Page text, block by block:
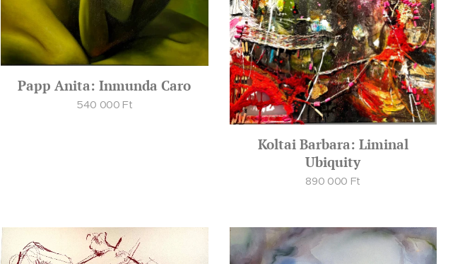
Papp Anita: Inmunda Caro
540 000 Ft
Koltai Barbara: Liminal
Ubiquity
890 000 Ft